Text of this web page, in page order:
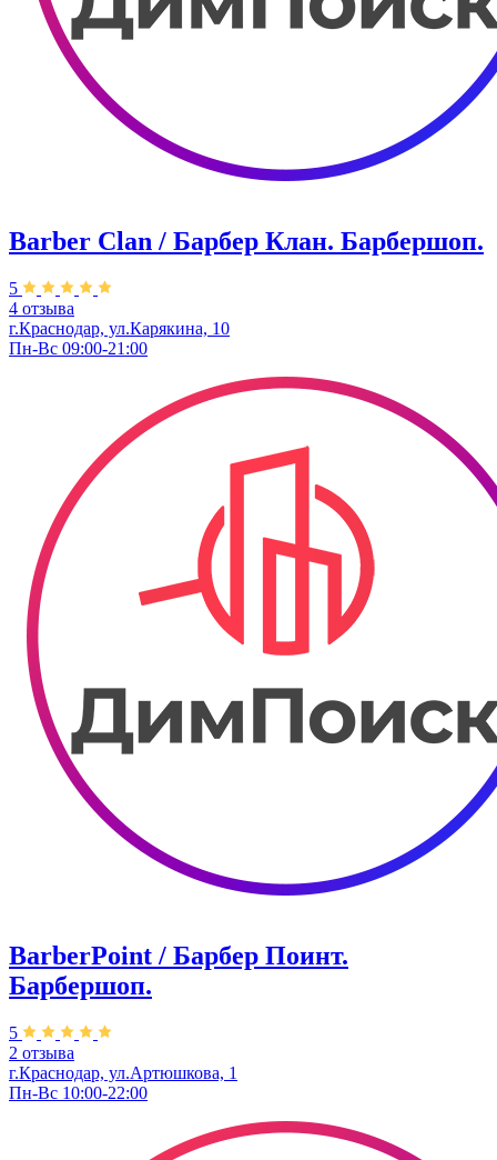
Barber Clan / Барбер Клан. ​Барбершоп.
5
4 отзыва
г.Краснодар, ул.Карякина, 10
Пн-Вс 09:00-21:00
BarberPoint / Барбер Поинт.
Барбершоп.
5
2 отзыва
г.Краснодар, ул.Артюшкова, 1
Пн-Вс 10:00-22:00